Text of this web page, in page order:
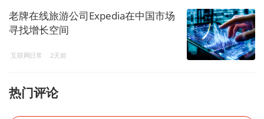
老牌在线旅游公司Expedia在中国市场
寻找增长空间
互联网日常 2天前
热门评论